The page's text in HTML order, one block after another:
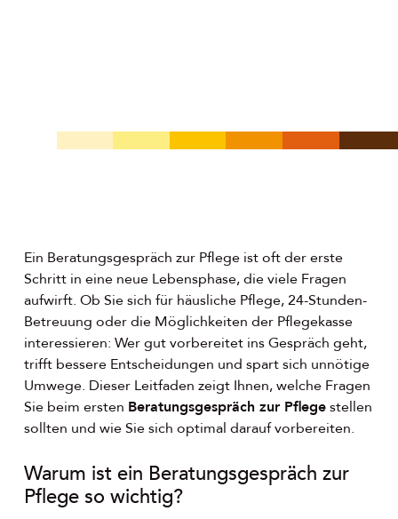
Ein Beratungsgespräch zur Pflege ist oft der erste
Schritt in eine neue Lebensphase, die viele Fragen
aufwirft. Ob Sie sich für häusliche Pflege, 24-Stunden-
Betreuung oder die Möglichkeiten der Pflegekasse
interessieren: Wer gut vorbereitet ins Gespräch geht,
trifft bessere Entscheidungen und spart sich unnötige
Umwege. Dieser Leitfaden zeigt Ihnen, welche Fragen
Sie beim ersten Beratungsgespräch zur Pflegestellen
sollten und wie Sie sich optimal darauf vorbereiten.
Warum ist ein Beratungsgespräch zur
Pflege so wichtig?